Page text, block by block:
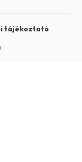
tájékoztató